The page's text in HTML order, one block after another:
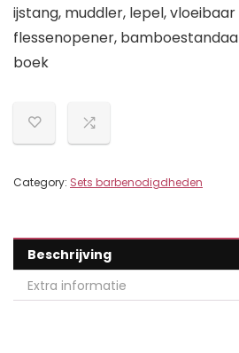
ijstang, muddler, lepel,
flessenopener,
boek
Category: Sets barbenodigdheden
Beschrijving
Extra informatie